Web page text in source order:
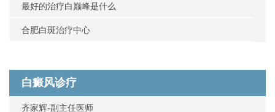
最好的治疗白巅峰是什么
合肥白斑治疗中心
白癜风诊疗
齐家辉-副主任医师